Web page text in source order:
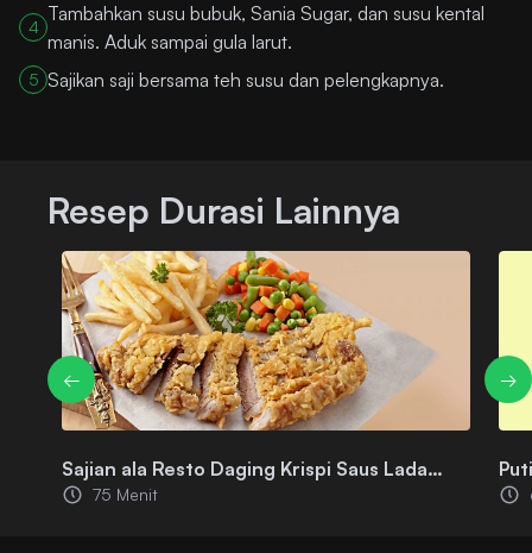
4
Tambahkan susu bubuk, Sania Sugar, dan susu kental
manis. Aduk sampai gula larut.
5 Sajikan saji bersama teh susu dan pelengkapnya.
Resep Durasi Lainnya
←
Sajian ala Resto Daging Krispi Saus Lada
Hitam75 Menit
→